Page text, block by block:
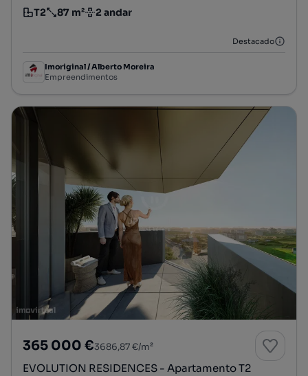
Tipologia
T2
Preço por metro quadrado
87 m²
Andar 2 andar
Destacado
Imoriginal / Alberto Moreira
Empreendimentos
365 000 €3686,87 €/m²
EVOLUTION RESIDENCES - Apartamento T2